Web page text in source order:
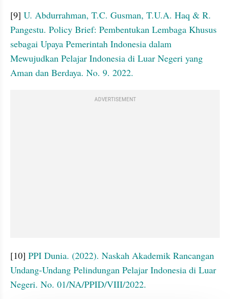
[9] U. Abdurrahman, T.C. Gusman, T.U.A. Haq & R.
Pangestu. Policy Brief: Pembentukan Lembaga Khusus
sebagai Upaya Pemerintah Indonesia dalam
Mewujudkan Pelajar Indonesia di Luar Negeri yang
Aman dan Berdaya. No. 9. 2022.
ADVERTISEMENT
[10] PPI Dunia. (2022). Naskah Akademik Rancangan
Undang-Undang Pelindungan Pelajar Indonesia di Luar
Negeri. No. 01/NA/PPID/VIII/2022.